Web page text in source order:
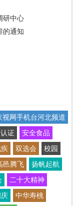
研中心
的通知
视网手机台河北频道
认证
安全食品
双选会
校园
邑腾飞
扬帆起航
二十大精神
中华寿桃